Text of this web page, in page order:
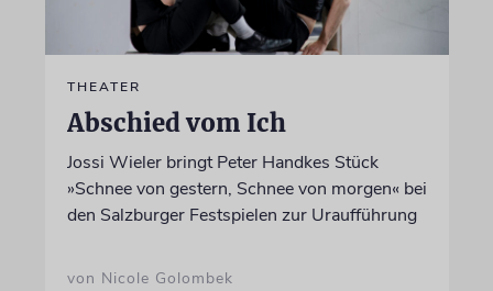
THEATER
Abschied vom Ich
Jossi Wieler bringt Peter Handkes Stück
»Schnee von gestern, Schnee von morgen« bei
den Salzburger Festspielen zur Uraufführung
von Nicole Golombek